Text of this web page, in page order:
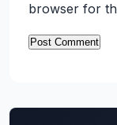
browser for